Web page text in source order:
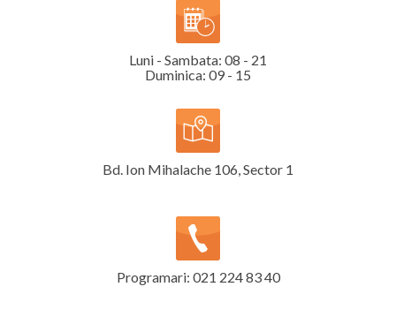
Luni - Sambata: 08 - 21
Duminica: 09 - 15
Bd. Ion Mihalache 106, Sector 1
Programari: 021 224 83 40